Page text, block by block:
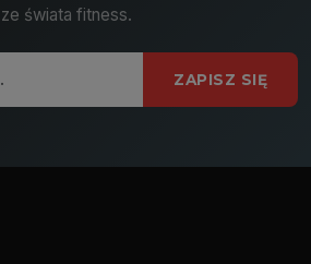
ze świata fitness.
ZAPISZ SIĘ